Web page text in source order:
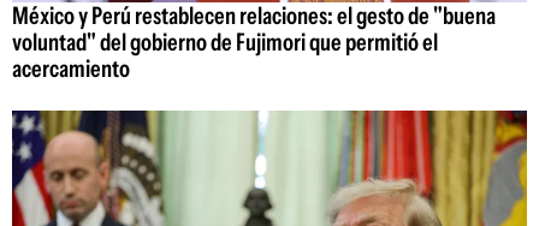
México y Perú restablecen relaciones: el gesto de "buena
voluntad" del gobierno de Fujimori que permitió el
acercamiento